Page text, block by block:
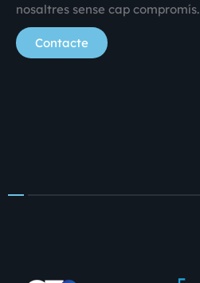
nosaltres sense cap compromís.
Contacte